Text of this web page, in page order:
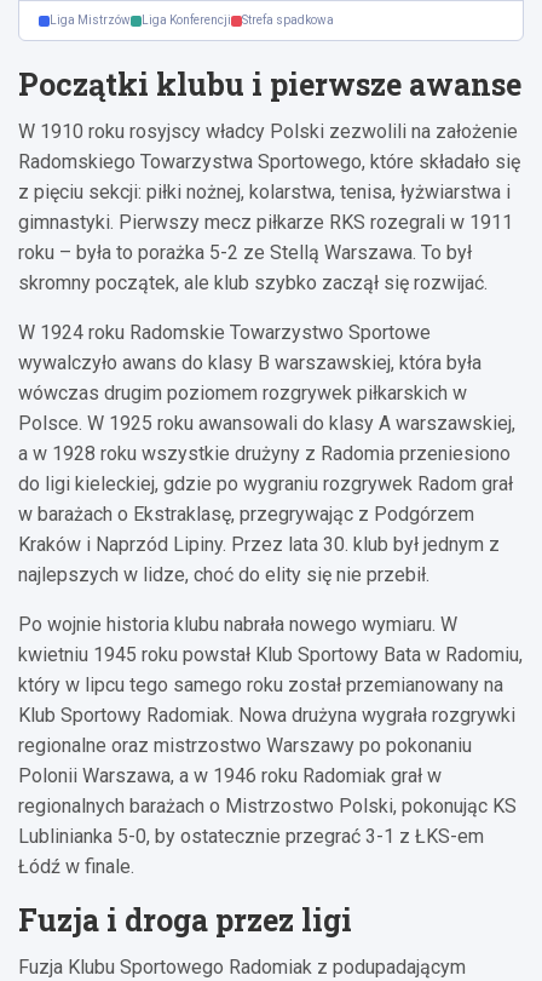
Liga Mistrzów Liga Konferencji Strefa spadkowa
Początki klubu i pierwsze awanse
W 1910 roku rosyjscy władcy Polski zezwolili na założenie
Radomskiego Towarzystwa Sportowego, które składało się
z pięciu sekcji: piłki nożnej, kolarstwa, tenisa, łyżwiarstwa i
gimnastyki. Pierwszy mecz piłkarze RKS rozegrali w 1911
roku – była to porażka 5-2 ze Stellą Warszawa. To był
skromny początek, ale klub szybko zaczął się rozwijać.
W 1924 roku Radomskie Towarzystwo Sportowe
wywalczyło awans do klasy B warszawskiej, która była
wówczas drugim poziomem rozgrywek piłkarskich w
Polsce. W 1925 roku awansowali do klasy A warszawskiej,
a w 1928 roku wszystkie drużyny z Radomia przeniesiono
do ligi kieleckiej, gdzie po wygraniu rozgrywek Radom grał
w barażach o Ekstraklasę, przegrywając z Podgórzem
Kraków i Naprzód Lipiny. Przez lata 30. klub był jednym z
najlepszych w lidze, choć do elity się nie przebił.
Po wojnie historia klubu nabrała nowego wymiaru. W
kwietniu 1945 roku powstał Klub Sportowy Bata w Radomiu,
który w lipcu tego samego roku został przemianowany na
Klub Sportowy Radomiak. Nowa drużyna wygrała rozgrywki
regionalne oraz mistrzostwo Warszawy po pokonaniu
Polonii Warszawa, a w 1946 roku Radomiak grał w
regionalnych barażach o Mistrzostwo Polski, pokonując KS
Lublinianka 5-0, by ostatecznie przegrać 3-1 z ŁKS-em
Łódź w finale.
Fuzja i droga przez ligi
Fuzja Klubu Sportowego Radomiak z podupadającym